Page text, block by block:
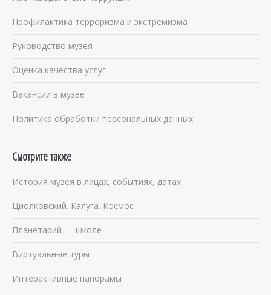
Профилактика терроризма и экстремизма
Руководство музея
Оценка качества услуг
Вакансии в музее
Политика обработки персональных данных
Смотрите также
История музея в лицах, событиях, датах
Циолковский. Калуга. Космос
Планетарий — школе
Виртуальные туры
Интерактивные панорамы